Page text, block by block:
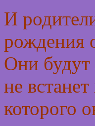
И
рождения
Они будут
не
которого